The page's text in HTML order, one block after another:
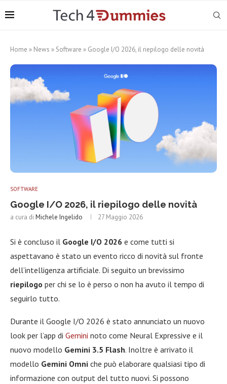
Home » News » Software » Google I/O 2026, il riepilogo delle novità
SOFTWARE
Google I/O 2026, il riepilogo delle novità
a cura di Michele Ingelido 27 Maggio 2026
Si è concluso il Google I/O 2026 e come tutti si
aspettavano è stato un evento ricco di novità sul fronte
dell’intelligenza artificiale. Di seguito un brevissimo
riepilogo per chi se lo è perso o non ha avuto il tempo di
seguirlo tutto.
Durante il Google I/O 2026 è stato annunciato un nuovo
look per l’app di Gemini noto come Neural Expressive e il
nuovo modello Gemini 3.5 Flash. Inoltre è arrivato il
modello Gemini Omni che può elaborare qualsiasi tipo di
informazione con output del tutto nuovi. Si possono